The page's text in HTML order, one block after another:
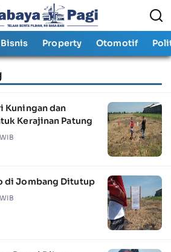
Property Otomotif
Kuningan dan
Kerajinan Patung
di Jombang Ditutup